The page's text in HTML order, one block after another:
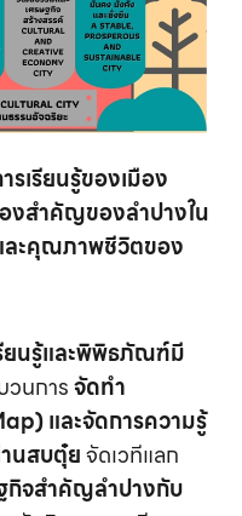
เรียนรู้ของเมือง
งสำคัญของลำปางใน
ละคุณภาพชีวิตของ
นรู้และพิพิธภัณฑ์มี
วนการจัดทำ
และจัดการความรู้
นสบตุ๋ยจัดเวทีแลก
กิจสำคัญลำปางกับ